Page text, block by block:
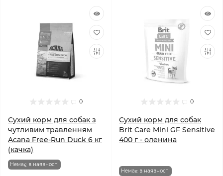
0
Сухий корм для собак з
чутливим травленням
Acana Free-Run Duck 6 кг
(качка)
Немає в наявності
0
Сухий корм для собак
Brit Care Mini GF Sensitive
400 г - оленина
Немає в наявності